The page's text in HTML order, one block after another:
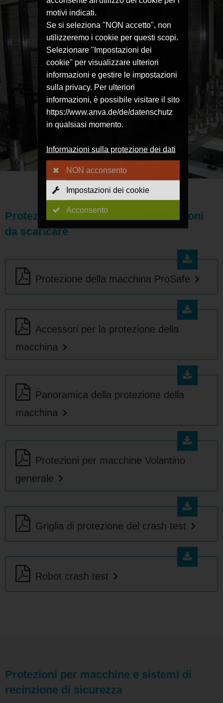
Protezioni per macchine - Informazioni
da scaricare
Protezione della macchina ProSafe
Accessori per la protezione della
macchina
Panoramica della protezione della
macchina
Protezioni per macchine Volantino
generale
Griglia di protezione del crash test
Robot crash test
Protezioni per macchine e sistemi di
recinzione di sicurezza
motivi indicati.
Se si seleziona "NON accetto", non
utilizzeremo i cookie per questi scopi.
Selezionare "Impostazioni dei
cookie" per visualizzare ulteriori
informazioni e gestire le impostazioni
sulla privacy. Per ulteriori
informazioni, è possibile visitare il sito
https://www.anva.de/de/datenschutz
in qualsiasi momento.
Informazioni sulla protezione dei dati
NON acconsento
Impostazioni dei cookie
Acconsento